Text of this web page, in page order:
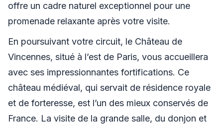
offre un cadre naturel exceptionnel pour une
promenade relaxante après votre visite.
En poursuivant votre circuit, le Château de
Vincennes, situé à l’est de Paris, vous accueillera
avec ses impressionnantes fortifications. Ce
château médiéval, qui servait de résidence royale
et de forteresse, est l’un des mieux conservés de
France. La visite de la grande salle, du donjon et